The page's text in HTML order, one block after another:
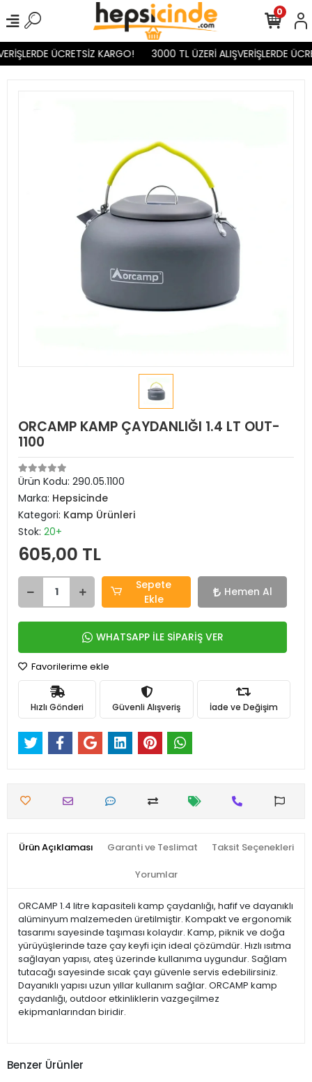
ÜCRETSİZ KARGO! 3000 TL ÜZERİ ALIŞVERİŞLERDE
0
ORCAMP KAMP ÇAYDANLIĞI 1.4 LT OUT-
1100
Ürün Kodu: 290.05.1100
Marka: Hepsicinde
Kategori: Kamp Ürünleri
Stok: 20+
605,00 TL
Sepete
Ekle
Hemen Al
WHATSAPP İLE SİPARİŞ VER
Favorilerime ekle
Hızlı Gönderi Güvenli Alışveriş İade ve Değişim
Ürün Açıklaması Garanti ve Teslimat Taksit Seçenekleri
Yorumlar
ORCAMP 1.4 litre kapasiteli kamp çaydanlığı, hafif ve dayanıklı
alüminyum malzemeden üretilmiştir. Kompakt ve ergonomik
tasarımı sayesinde taşıması kolaydır. Kamp, piknik ve doğa
yürüyüşlerinde taze çay keyfi için ideal çözümdür. Hızlı ısıtma
sağlayan yapısı, ateş üzerinde kullanıma uygundur. Sağlam
tutacağı sayesinde sıcak çayı güvenle servis edebilirsiniz.
Dayanıklı yapısı uzun yıllar kullanım sağlar. ORCAMP kamp
çaydanlığı, outdoor etkinliklerin vazgeçilmez
ekipmanlarından biridir.
Benzer Ürünler